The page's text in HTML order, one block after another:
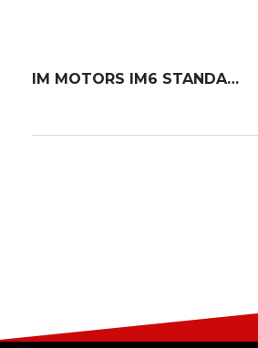
IM MOTORS IM6 STANDARD 75 KWH